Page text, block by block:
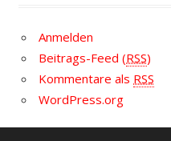
Anmelden
Beitrags-Feed (RSS)
Kommentare als RSS
WordPress.org